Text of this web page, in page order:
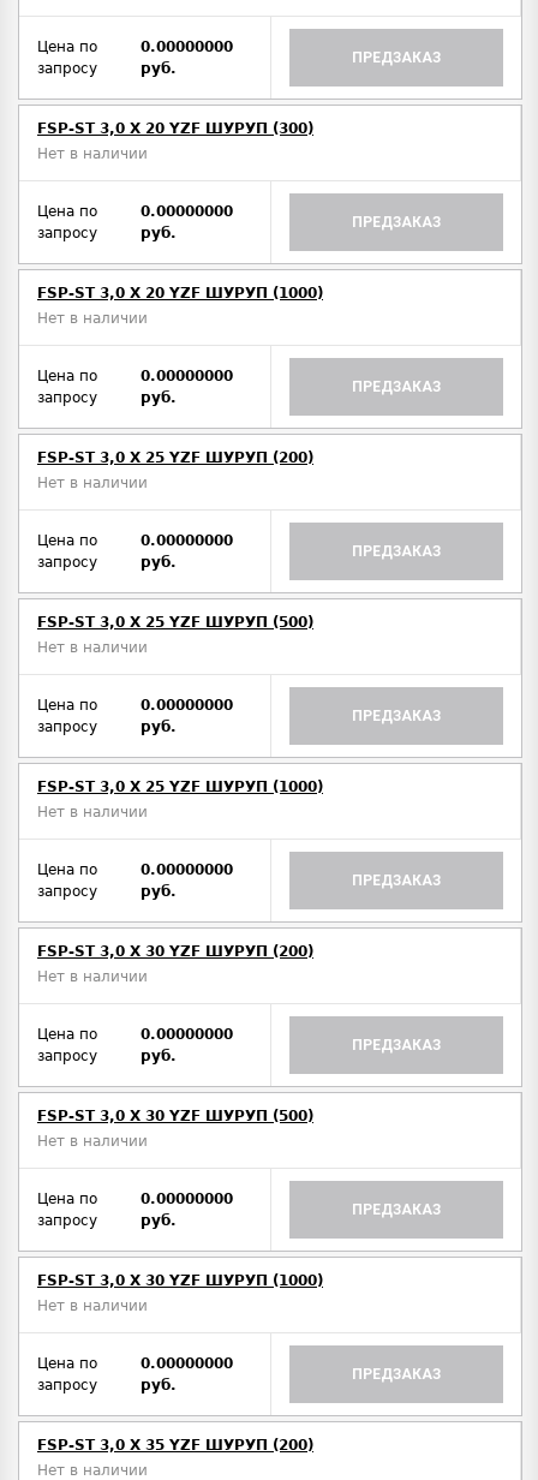
Цена по
запросу
0.00000000
руб.
ПРЕДЗАКАЗ
FSP-ST 3,0 X 20 YZF ШУРУП (300)
Нет в наличии
Цена по
запросу
0.00000000
руб.
ПРЕДЗАКАЗ
FSP-ST 3,0 X 20 YZF ШУРУП (1000)
Нет в наличии
Цена по
запросу
0.00000000
руб.
ПРЕДЗАКАЗ
FSP-ST 3,0 X 25 YZF ШУРУП (200)
Нет в наличии
Цена по
запросу
0.00000000
руб.
ПРЕДЗАКАЗ
FSP-ST 3,0 X 25 YZF ШУРУП (500)
Нет в наличии
Цена по
запросу
0.00000000
руб.
ПРЕДЗАКАЗ
FSP-ST 3,0 X 25 YZF ШУРУП (1000)
Нет в наличии
Цена по
запросу
0.00000000
руб.
ПРЕДЗАКАЗ
FSP-ST 3,0 X 30 YZF ШУРУП (200)
Нет в наличии
Цена по
запросу
0.00000000
руб.
ПРЕДЗАКАЗ
FSP-ST 3,0 X 30 YZF ШУРУП (500)
Нет в наличии
Цена по
запросу
0.00000000
руб.
ПРЕДЗАКАЗ
FSP-ST 3,0 X 30 YZF ШУРУП (1000)
Нет в наличии
Цена по
запросу
0.00000000
руб.
ПРЕДЗАКАЗ
FSP-ST 3,0 X 35 YZF ШУРУП (200)
Нет в наличии